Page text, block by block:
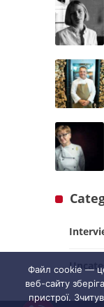
English)
Файл cookie —
веб-сайту
пристрої.